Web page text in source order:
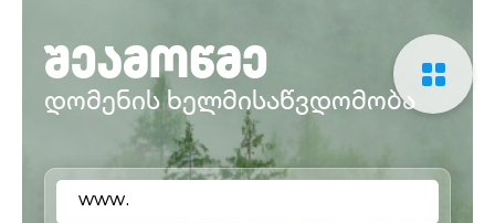
დახმარება
ჩვენ შესახებ
შეამოწმე
დომენის ხელმისაწვდომობა
www.